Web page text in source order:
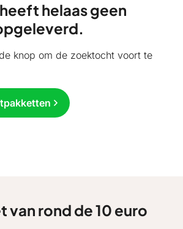
helaas geen
knop om de zoektocht voort te
van rond de 10 euro